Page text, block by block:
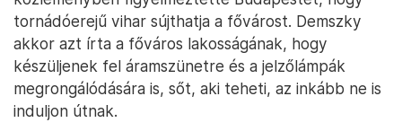
tornádóerejű vihar sújthatja a fővárost. Demszky
akkor azt írta a főváros lakosságának, hogy
készüljenek fel áramszünetre és a jelzőlámpák
megrongálódására is, sőt, aki teheti, az inkább ne is
induljon útnak.